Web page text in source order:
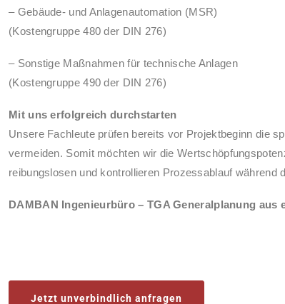
– Gebäude- und Anlagenautomation (MSR)
(Kostengruppe 480 der DIN 276)
– Sonstige Maßnahmen für technische Anlagen
(Kostengruppe 490 der DIN 276)
Mit uns erfolgreich durchstarten
Unsere Fachleute prüfen bereits vor Projektbeginn die
vermeiden. Somit möchten wir die
reibungslosen und kontrollieren Prozessablauf während
DAMBAN Ingenieurbüro – TGA Generalplanung aus
Jetzt unverbindlich anfragen